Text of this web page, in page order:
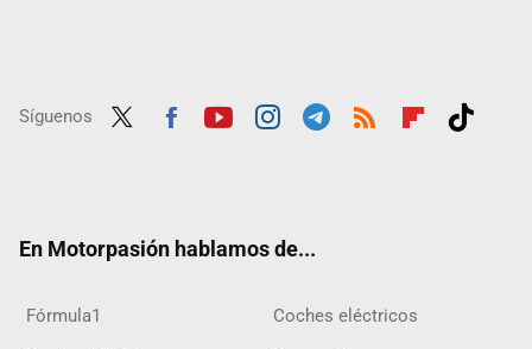
Síguenos
En Motorpasión hablamos de...
Fórmula1 Coches eléctricos